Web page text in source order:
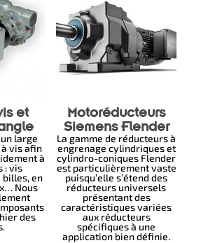
et
large
vis afin
à
: vis
billes, en
Nous
des
Motoréducteurs
Siemens Flender
La gamme de réducteurs à
engrenage cylindriques et
cylindro-coniques Flender
est particulièrement vaste
puisqu’elle s’étend des
réducteurs universels
présentant des
caractéristiques variées
aux réducteurs
spécifiques à une
application bien définie.